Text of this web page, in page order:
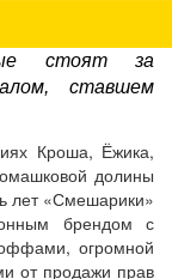
стоят за
ставшем
Кроша, Ёжика,
долины
лет «Смешарики»
брендом с
огромной
от продажи прав